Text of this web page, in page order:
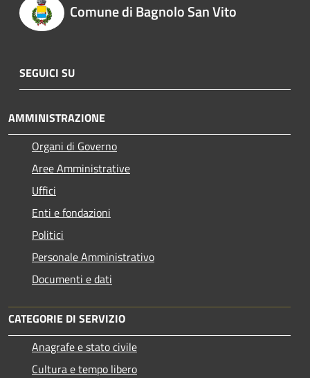
Comune di Bagnolo San Vito
SEGUICI SU
AMMINISTRAZIONE
Organi di Governo
Aree Amministrative
Uffici
Enti e fondazioni
Politici
Personale Amministrativo
Documenti e dati
CATEGORIE DI SERVIZIO
Anagrafe e stato civile
Cultura e tempo libero